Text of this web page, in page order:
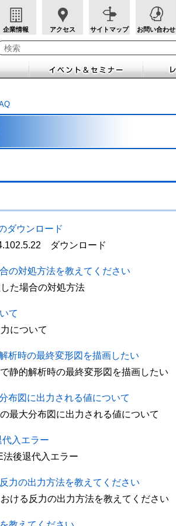
企業情報 アクセス サイトマップ お問い合わせ
索キーワード入力
ダウンロード
ダウンロード
の対処方法を教えてください
た場合の対処方法
て
について
析時の最終変形図を描画したい
静的解析時の最終変形図を描画したい
布図に出力される値について
最大分布図に出力される値について
入エラー
法後退代入エラー
力の出力方法を教えてください
ける反力の出力方法を教えてください